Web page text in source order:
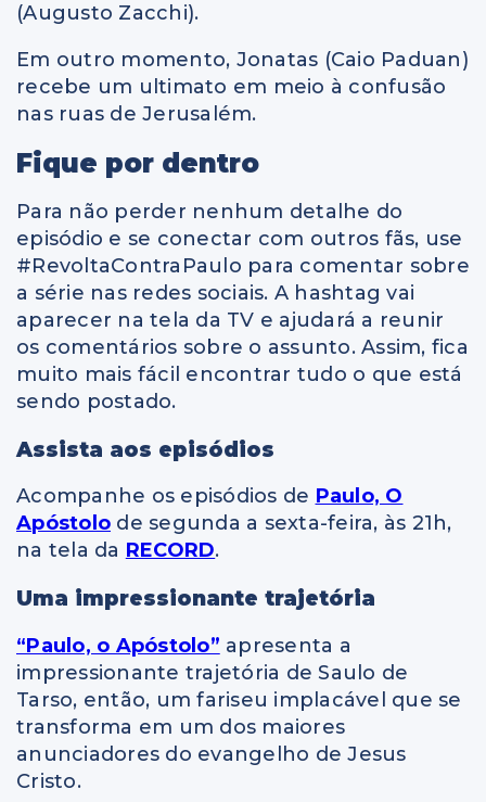
(Augusto Zacchi).
Em outro momento, Jonatas (Caio Paduan)
recebe um ultimato em meio à confusão
nas ruas de Jerusalém.
Fique por dentro
Para não perder nenhum detalhe do
episódio e se conectar com outros fãs, use
#RevoltaContraPaulo para comentar sobre
a série nas redes sociais. A hashtag vai
aparecer na tela da TV e ajudará a reunir
os comentários sobre o assunto. Assim, fica
muito mais fácil encontrar tudo o que está
sendo postado.
Assista aos episódios
Acompanhe os episódios de Paulo, O
Apóstolo de segunda a sexta-feira, às 21h,
na tela da RECORD.
Uma impressionante trajetória
“Paulo, o Apóstolo” apresenta a
impressionante trajetória de Saulo de
Tarso, então, um fariseu implacável que se
transforma em um dos maiores
anunciadores do evangelho de Jesus
Cristo.